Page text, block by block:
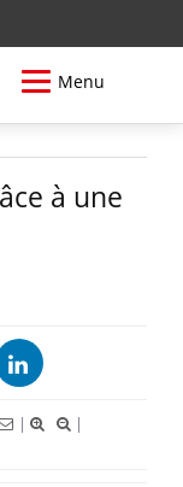
Menu
à une
|
|